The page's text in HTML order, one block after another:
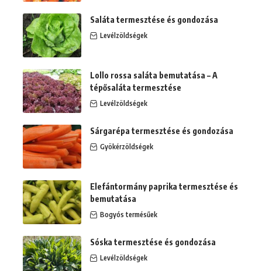
Saláta termesztése és gondozása
Levélzöldségek
Lollo rossa saláta bemutatása – A
tépősaláta termesztése
Levélzöldségek
Sárgarépa termesztése és gondozása
Gyökérzöldségek
Elefántormány paprika termesztése és
bemutatása
Bogyós termésűek
Sóska termesztése és gondozása
Levélzöldségek